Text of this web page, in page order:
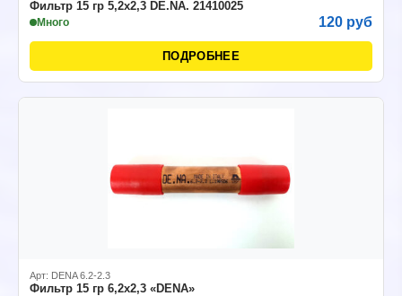
Фильтр 15 гр 5,2х2,3 DE.NA. 21410025
Много 120 руб
ПОДРОБНЕЕ
Арт: DENA 6.2-2.3
Фильтр 15 гр 6,2х2,3 «DENA»